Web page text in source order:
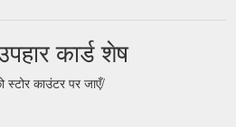
कार्ड शेष
काउंटर पर जाएँ/